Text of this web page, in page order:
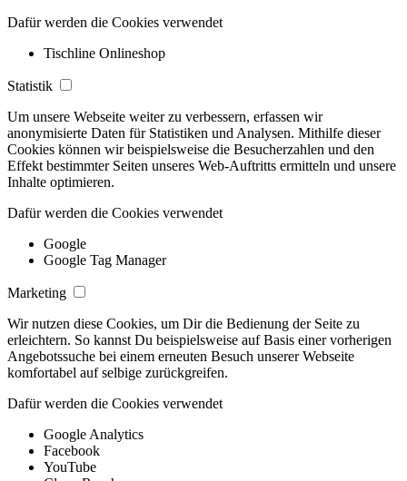
Dafür werden die Cookies verwendet
Tischline Onlineshop
Statistik
Um unsere Webseite weiter zu verbessern, erfassen wir
anonymisierte Daten für Statistiken und Analysen. Mithilfe dieser
Cookies können wir beispielsweise die Besucherzahlen und den
Effekt bestimmter Seiten unseres Web-Auftritts ermitteln und unsere
Inhalte optimieren.
Dafür werden die Cookies verwendet
Google
Google Tag Manager
Marketing
Wir nutzen diese Cookies, um Dir die Bedienung der Seite zu
erleichtern. So kannst Du beispielsweise auf Basis einer vorherigen
Angebotssuche bei einem erneuten Besuch unserer Webseite
komfortabel auf selbige zurückgreifen.
Dafür werden die Cookies verwendet
Google Analytics
Facebook
YouTube